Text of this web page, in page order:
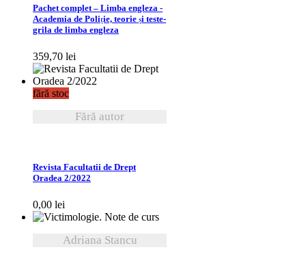
Pachet complet – Limba engleza -
Academia de Poliție, teorie și teste-
grila de limba engleza
359,70 lei
fără stoc
Fără autor
Revista Facultatii de Drept
Oradea 2/2022
0,00 lei
Adriana Stancu